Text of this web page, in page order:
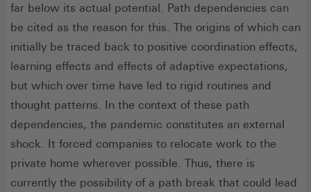
far below its actual potential. Path dependencies can
be cited as the reason for this. The origins of which can
initially be traced back to positive coordination effects,
learning effects and effects of adaptive expectations,
but which over time have led to rigid routines and
thought patterns. In the context of these path
dependencies, the pandemic constitutes an external
shock. It forced companies to relocate work to the
private home wherever possible. Thus, there is
currently the possibility of a path break that could lead